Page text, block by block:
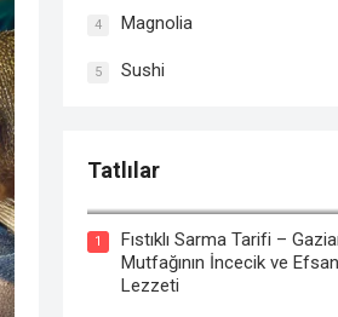
4 Magnolia
5 Sushi
Tatlılar
1
Fıstıklı Sarma Tarifi –
Mutfağının İncecik ve
Lezzeti